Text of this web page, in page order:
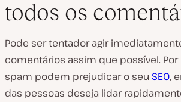
todos os
Pode ser tentador agir
comentários assim que possível.
spam podem prejudicar o seu SEO,
das pessoas deseja lidar